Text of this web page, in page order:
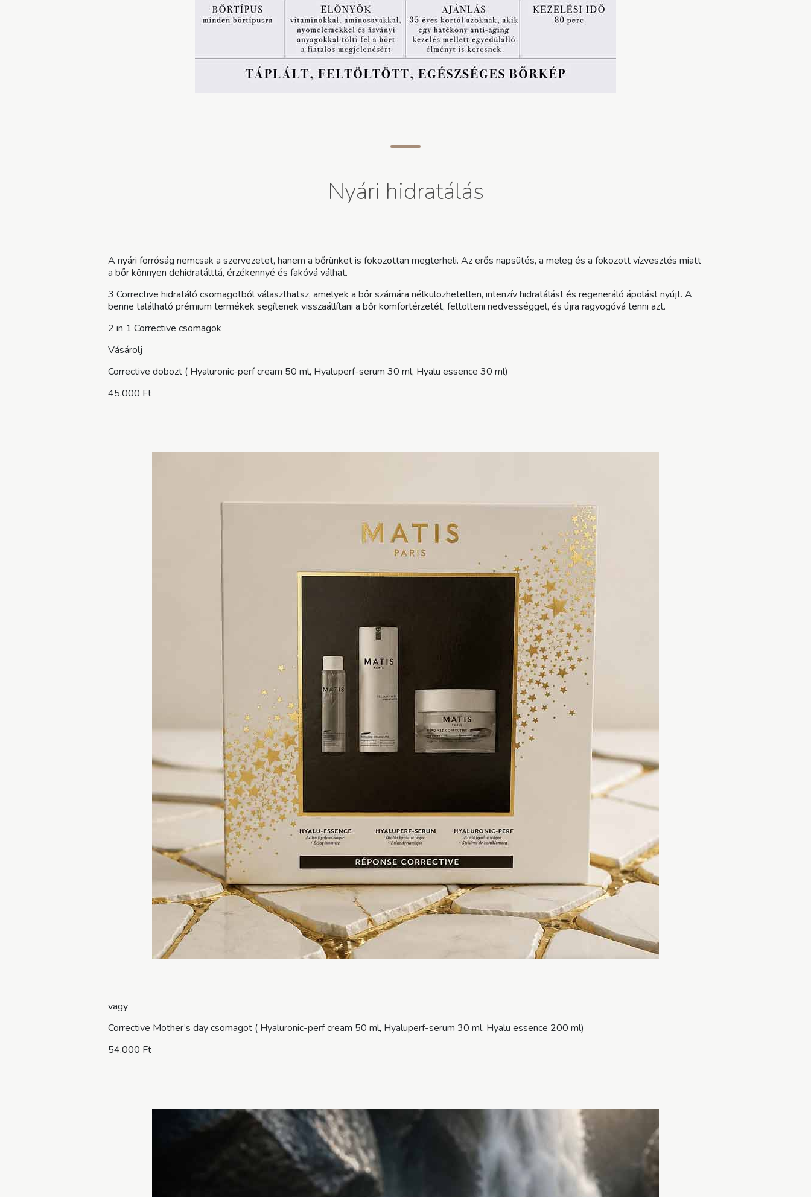
Nyári hidratálás
A nyári forróság nemcsak a szervezetet, hanem a bőrünket is fokozottan megterheli. Az erős napsütés, a meleg és a fokozott vízvesztés miatt
a bőr könnyen dehidratálttá, érzékennyé és fakóvá válhat.
3 Corrective hidratáló csomagotból választhatsz, amelyek a bőr számára nélkülözhetetlen, intenzív hidratálást és regeneráló ápolást nyújt. A
benne található prémium termékek segítenek visszaállítani a bőr komfortérzetét, feltölteni nedvességgel, és újra ragyogóvá tenni azt.
2 in 1 Corrective csomagok
Vásárolj
Corrective dobozt ( Hyaluronic-perf cream 50 ml, Hyaluperf-serum 30 ml, Hyalu essence 30 ml)
45.000 Ft
vagy
Corrective Mother’s day csomagot ( Hyaluronic-perf cream 50 ml, Hyaluperf-serum 30 ml, Hyalu essence 200 ml)
54.000 Ft